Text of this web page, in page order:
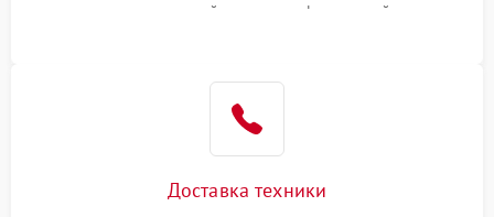
или оставить свой номер телефона на сайте
Доставка техники